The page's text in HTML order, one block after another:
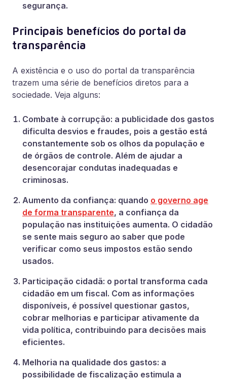
segurança.
Principais benefícios do portal da
transparência
A existência e o uso do portal da transparência
trazem uma série de benefícios diretos para a
sociedade. Veja alguns:
Combate à corrupção: a publicidade dos gastos
dificulta desvios e fraudes, pois a gestão está
constantemente sob os olhos da população e
de órgãos de controle. Além de ajudar a
desencorajar condutas inadequadas e
criminosas.
Aumento da confiança: quando o governo age
de forma transparente, a confiança da
população nas instituições aumenta. O cidadão
se sente mais seguro ao saber que pode
verificar como seus impostos estão sendo
usados.
Participação cidadã: o portal transforma cada
cidadão em um fiscal. Com as informações
disponíveis, é possível questionar gastos,
cobrar melhorias e participar ativamente da
vida política, contribuindo para decisões mais
eficientes.
Melhoria na qualidade dos gastos: a
possibilidade de fiscalização estimula a